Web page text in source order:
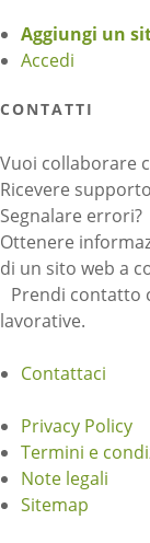
Aggiungi un
Accedi
CONTATTI
Vuoi collaborare
Ricevere
Segnalare errori?
Ottenere
di un sito web a
Prendi contatto
lavorative.
Contattaci
Privacy Policy
Termini e
Note legali
Sitemap